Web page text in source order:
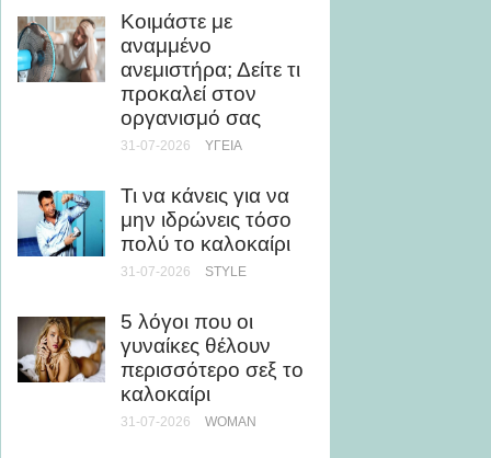
Κοιμάστε με
αναμμένο
ανεμιστήρα; Δείτε τι
προκαλεί στον
οργανισμό σας
31-07-2026 ΥΓΕΊΑ
Τι να κάνεις για να
μην ιδρώνεις τόσο
πολύ το καλοκαίρι
31-07-2026 STYLE
5 λόγοι που οι
γυναίκες θέλουν
περισσότερο σεξ το
καλοκαίρι
31-07-2026 WOMAN